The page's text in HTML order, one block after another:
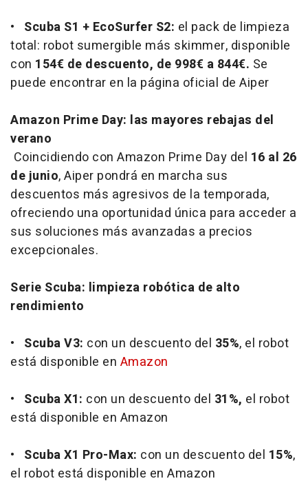
• Scuba S1 + EcoSurfer S2: el pack de limpieza
total: robot sumergible más skimmer, disponible
con 154€ de descuento, de 998€ a 844€. Se
puede encontrar en la página oficial de Aiper
Amazon Prime Day: las mayores rebajas del
verano
Coincidiendo con Amazon Prime Day del 16 al 26
de junio, Aiper pondrá en marcha sus
descuentos más agresivos de la temporada,
ofreciendo una oportunidad única para acceder a
sus soluciones más avanzadas a precios
excepcionales.
Serie Scuba: limpieza robótica de alto
rendimiento
• Scuba V3: con un descuento del 35%, el robot
está disponible en Amazon
• Scuba X1: con un descuento del 31%, el robot
está disponible en Amazon
• Scuba X1 Pro-Max: con un descuento del 15%,
el robot está disponible en Amazon